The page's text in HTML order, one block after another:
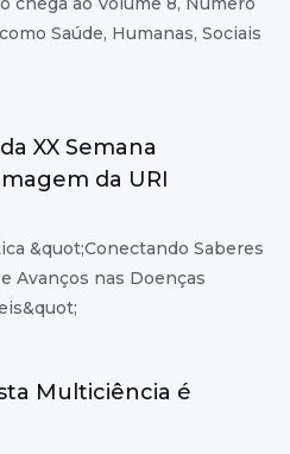
Saúde, Humanas, Sociais
XX Semana
da URI
&quot;Conectando Saberes
Avanços nas Doenças
Multiciência é